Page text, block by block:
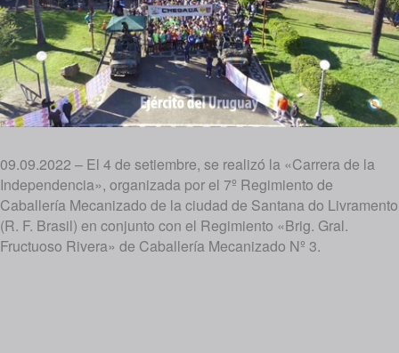
09.09.2022 – El 4 de setiembre, se realizó la «Carrera de la
Independencia», organizada por el 7º Regimiento de
Caballería Mecanizado de la ciudad de Santana do Livramento
(R. F. Brasil) en conjunto con el Regimiento «Brig. Gral.
Fructuoso Rivera» de Caballería Mecanizado Nº 3.